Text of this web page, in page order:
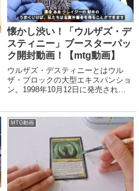
懐かし渋い！「ウルザズ・デ
スティニー」ブースターパッ
ク開封動画！【mtg動画】
ウルザズ・デスティニーとはウル
ザ・ブロックの大型エキスパンショ
ン。1998年10月12日に発売され
が登場した。 強迫や変異種、ヨー
グモスの意志などの強力カードや、
トレイリアのア...
MTG動画